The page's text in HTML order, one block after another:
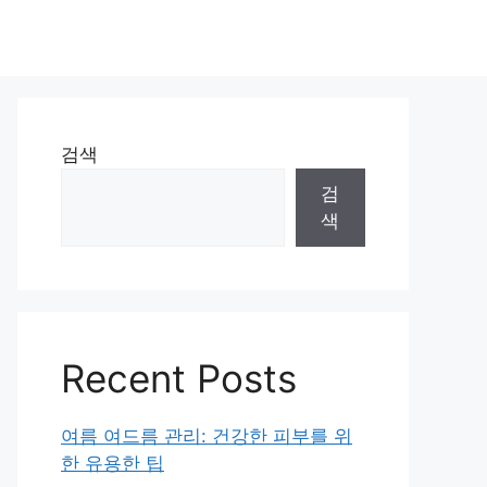
검색
검
색
Recent Posts
여름 여드름 관리: 건강한 피부를 위
한 유용한 팁